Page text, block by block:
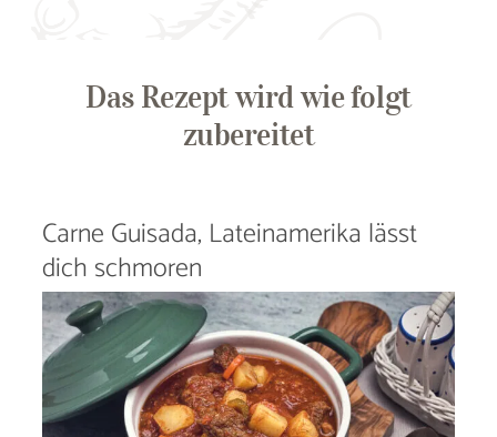
Das Rezept wird wie folgt
zubereitet
Carne Guisada, Lateinamerika lässt
dich schmoren